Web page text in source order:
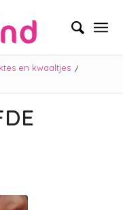
en kwaaltjes /